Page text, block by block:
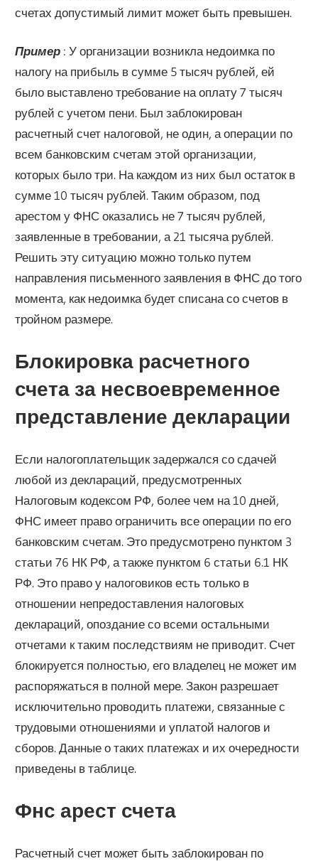
счетах допустимый лимит может быть превышен.
Пример : У организации возникла недоимка по
налогу на прибыль в сумме 5 тысяч рублей, ей
было выставлено требование на оплату 7 тысяч
рублей с учетом пени. Был заблокирован
расчетный счет налоговой, не один, а операции по
всем банковским счетам этой организации,
которых было три. На каждом из них был остаток в
сумме 10 тысяч рублей. Таким образом, под
арестом у ФНС оказались не 7 тысяч рублей,
заявленные в требовании, а 21 тысяча рублей.
Решить эту ситуацию можно только путем
направления письменного заявления в ФНС до того
момента, как недоимка будет списана со счетов в
тройном размере.
Блокировка расчетного
счета за несвоевременное
представление декларации
Если налогоплательщик задержался со сдачей
любой из деклараций, предусмотренных
Налоговым кодексом РФ, более чем на 10 дней,
ФНС имеет право ограничить все операции по его
банковским счетам. Это предусмотрено пунктом 3
статьи 76 НК РФ, а также пунктом 6 статьи 6.1 НК
РФ. Это право у налоговиков есть только в
отношении непредоставления налоговых
деклараций, опоздание со всеми остальными
отчетами к таким последствиям не приводит. Счет
блокируется полностью, его владелец не может им
распоряжаться в полной мере. Закон разрешает
исключительно проводить платежи, связанные с
трудовыми отношениями и уплатой налогов и
сборов. Данные о таких платежах и их очередности
приведены в таблице.
Фнс арест счета
Расчетный счет может быть заблокирован по